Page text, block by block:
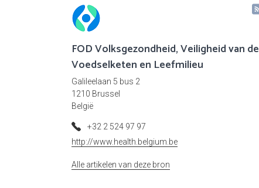
FOD Volksgezondheid, Veiligheid van de
Voedselketen en Leefmilieu
Galileelaan 5 bus 2
1210 Brussel
België
+32 2 524 97 97
http://www.health.belgium.be
Alle artikelen van deze bron